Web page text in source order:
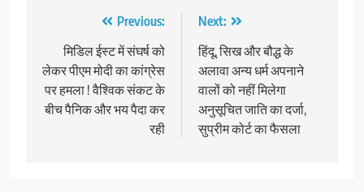
navigation
Previous:
मिडिल ईस्ट में संघर्ष को
लेकर पीएम मोदी का कांग्रेस
पर हमला ! वैश्विक संकट के
बीच पैनिक और भय पैदा कर
रही
Next:
हिंदू, सिख और बौद्ध के
अलावा अन्य धर्म अपनाने
वालों को नहीं मिलेगा
अनुसूचित जाति का दर्जा,
सुप्रीम कोर्ट का फैसला